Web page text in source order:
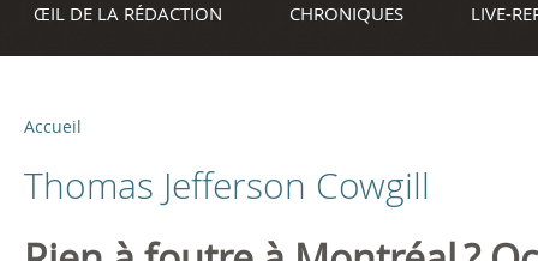
ŒIL DE LA RÉDACTION CHRONIQUES LIVE-
V
o
u
Accueil
Thomas Jefferson Cowgill